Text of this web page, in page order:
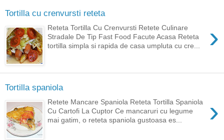
Tortilla cu crenvursti reteta
›
Reteta Tortilla Cu Crenvursti Retete Culinare
Stradale De Tip Fast Food Facute Acasa Reteta
tortilla simpla si rapida de casa umpluta cu cre...
Tortilla spaniola
›
Retete Mancare Spaniola Reteta Tortilla Spaniola
Cu Cartofi La Cuptor Ce mancaruri cu legume
mai gatim, o reteta spaniola gustoasa es...